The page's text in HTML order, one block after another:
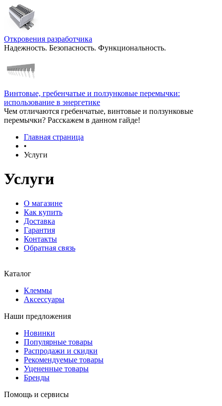
Откровения разработчика
Надежность. Безопасность. Функциональность.
Винтовые, гребенчатые и ползунковые перемычки:
использование в энергетике
Чем отличаются гребенчатые, винтовые и ползунковые
перемычки? Расскажем в данном гайде!
Главная страница
•
Услуги
Услуги
О магазине
Как купить
Доставка
Гарантия
Контакты
Обратная связь
Каталог
Клеммы
Аксессуары
Наши предложения
Новинки
Популярные товары
Распродажи и скидки
Рекомендуемые товары
Уцененные товары
Бренды
Помощь и сервисы